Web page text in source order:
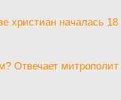
христиан началась 18
Отвечает